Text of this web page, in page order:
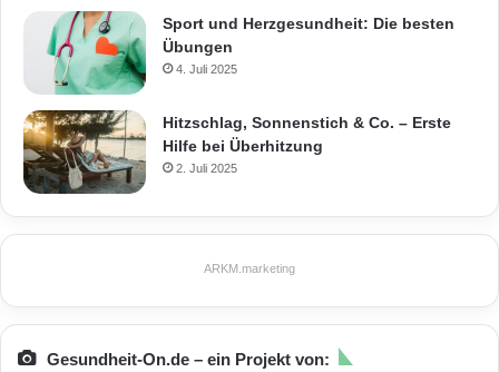
Sport und Herzgesundheit: Die besten
Übungen
4. Juli 2025
Hitzschlag, Sonnenstich & Co. – Erste
Hilfe bei Überhitzung
2. Juli 2025
ARKM.marketing
Gesundheit-On.de – ein Projekt von: